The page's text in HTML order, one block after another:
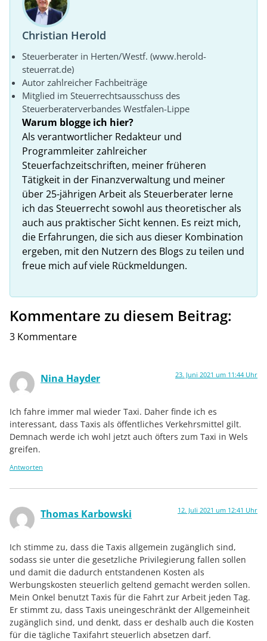
Christian Herold
Steuerberater in Herten/Westf. (www.herold-
steuerrat.de)
Autor zahlreicher Fachbeiträge
Mitglied im Steuerrechtsausschuss des
Steuerberaterverbandes Westfalen-Lippe
Warum blogge ich hier?
Als verantwortlicher Redakteur und
Programmleiter zahlreicher
Steuerfachzeitschriften, meiner früheren
Tätigkeit in der Finanzverwaltung und meiner
über 25-jährigen Arbeit als Steuerberater lerne
ich das Steuerrecht sowohl aus theoretischer als
auch aus praktischer Sicht kennen. Es reizt mich,
die Erfahrungen, die sich aus dieser Kombination
ergeben, mit den Nutzern des Blogs zu teilen und
freue mich auf viele Rückmeldungen.
Kommentare zu diesem Beitrag:
3 Kommentare
Nina Hayder 23. Juni 2021 um 11:44 Uhr
Ich fahre immer mal wieder Taxi. Daher finde ich es
interessant, dass Taxis als öffentliches Verkehrsmittel gilt.
Demnach werde ich wohl jetzt auch öfters zum Taxi in Wels
greifen.
Antworten
Thomas Karbowski 12. Juli 2021 um 12:41 Uhr
Ich stimme zu, dass die Taxis allgemein zugänglich sind,
sodass sie unter die gesetzliche Privilegierung fallen sollen
und damit die dadurch entstandenen Kosten als
Werbungskosten steuerlich geltend gemacht werden sollen.
Mein Onkel benutzt Taxis für die Fahrt zur Arbeit jeden Tag.
Er stimmt zu, dass Taxis uneingeschränkt der Allgemeinheit
zugänglich sind, und denkt, dass er deshalb auch die Kosten
für die tägliche Taxifahrt steuerlich absetzen darf.